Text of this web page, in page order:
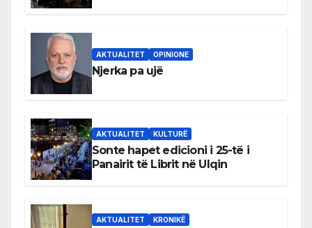
AKTUALITET OPINIONE
Njerka pa ujë
AKTUALITET KULTURË
Sonte hapet edicioni i 25-të i
Panairit të Librit në Ulqin
AKTUALITET KRONIKË